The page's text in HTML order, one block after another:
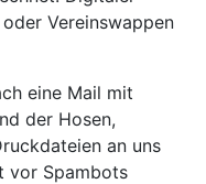
Vereinswappen
eine Mail mit
der Hosen,
an uns
vor Spambots